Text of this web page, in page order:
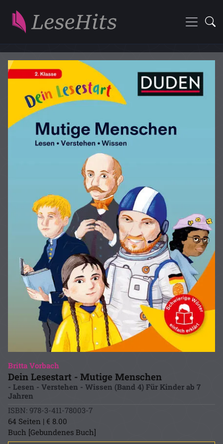
Britta Vorbach
Dein Lesestart - Mutige Menschen
- Lesen - Verstehen - Wissen (Band 4) Für Kinder ab 7
Jahren
ISBN: 978-3-411-78003-7
64 Seiten | € 8.00
Buch [Gebundenes Buch]